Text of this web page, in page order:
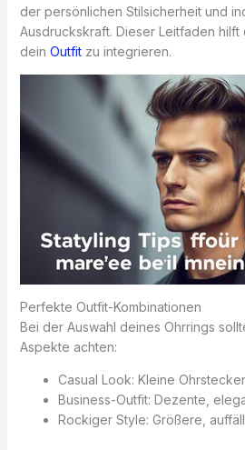
der persönlichen Stilsicherheit und
Ausdruckskraft. Dieser Leitfaden
dein Outfitzu integrieren.
Perfekte Outfit-Kombinationen
Bei der Auswahl deines Ohrrings
Aspekte achten:
Casual Look: Kleine
Business-Outfit: Dezente,
Rockiger Style: Größere,